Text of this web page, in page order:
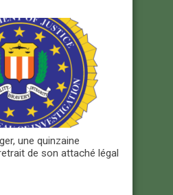
une quinzaine
de son attaché légal